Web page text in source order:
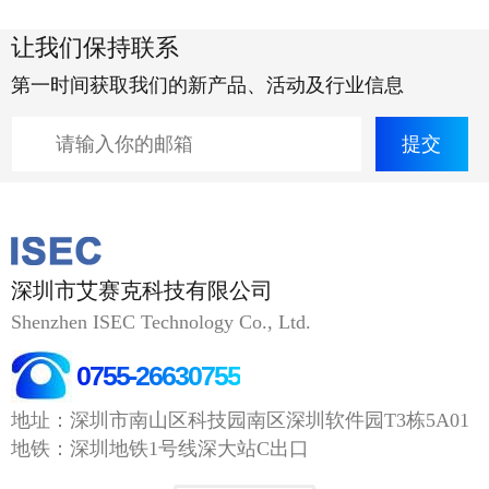
让我们保持联系
第一时间获取我们的新产品、活动及行业信息
深圳市艾赛克科技有限公司
Shenzhen ISEC Technology Co., Ltd.
0755-26630755
地址：深圳市南山区科技园南区深圳软件园T3栋5A01
地铁：深圳地铁1号线深大站C出口